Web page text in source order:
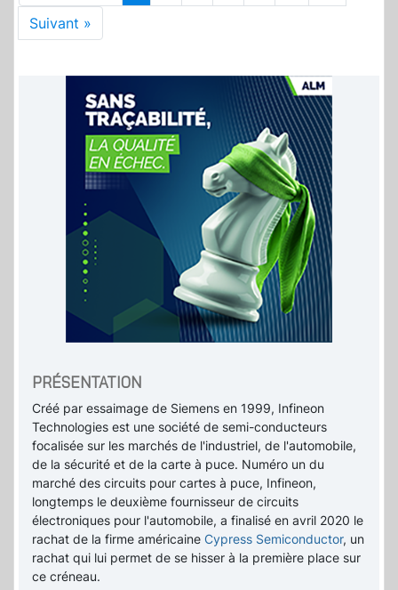
Suivant »
PRÉSENTATION
Créé par essaimage de Siemens en 1999, Infineon
Technologies est une société de semi-conducteurs
focalisée sur les marchés de l'industriel, de l'automobile,
de la sécurité et de la carte à puce. Numéro un du
marché des circuits pour cartes à puce, Infineon,
longtemps le deuxième fournisseur de circuits
électroniques pour l'automobile, a finalisé en avril 2020 le
rachat de la firme américaine Cypress Semiconductor, un
rachat qui lui permet de se hisser à la première place sur
ce créneau.